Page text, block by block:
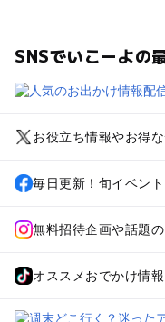
SNSでいこーよの
お役立ち情報やお得
毎日更新！旬イベン
無料招待企画や話題
オススメおでかけ情